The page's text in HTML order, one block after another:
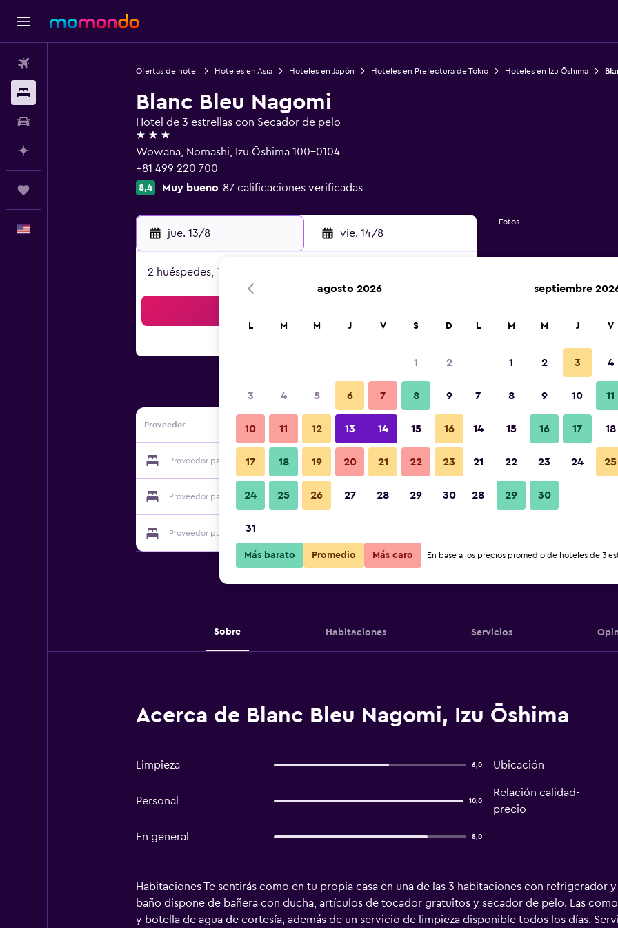
Ofertas de hotel Hoteles en Asia Hoteles en Japón Hoteles en Prefectura de Tokio Hoteles en Izu Ōshima
Blanc Bleu Nagomi
Hotel de 3 estrellas con Secador de pelo
3 estrellas
Wowana, Nomashi, Izu Ōshima 100-0104
+81 499 220 700
8,4 Muy bueno 87 calificaciones verificadas
jue. 13/8 - vie. 14/8
2 huéspedes, 1 habitación
Proveedor
Proveedor para Blanc Bleu Nagomi Ver precios
Proveedor para Blanc Bleu Nagomi Ver precios
Proveedor para Blanc Bleu Nagomi
Fotos
Sobre Habitaciones Servicios
Acerca de Blanc Bleu Nagomi, Izu Ōshima
Limpieza 6,0 Ubicación
Personal 10,0
Relación calidad-
precio
En general 8,0
Habitaciones Te sentirás como en tu propia casa en una de las 3 habitaciones con refrigerador
baño dispone de bañera con ducha, artículos de tocador gratuitos y secador de pelo. Las
y botella de agua de cortesía, además de un servicio de limpieza disponible todos los días.
agosto 2026
L M M J V S D
1 2
3 4 5 6 7 8 9
10 11 12 13 14 15 16
17 18 19 20 21 22 23
24 25 26 27 28 29 30
31
septiembre
L M M J V
1 2 3 4
7 8 9 10 11
14 15 16 17 18
21 22 23 24 25
28 29 30
Más barato Promedio Más caro En base a los precios promedio de hoteles de 3